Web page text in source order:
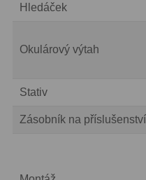
Fotografické montáže
Motory a pohony
Upínací prvky
Hledáček
Okulárový výtah
Stativ
Zásobník na příslušenství